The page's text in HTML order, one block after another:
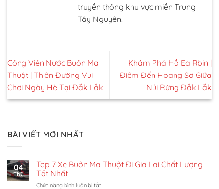
truyền thông khu vực miền Trung
Tây Nguyên.
Công Viên Nước Buôn Ma
Thuột | Thiên Đường Vui
Chơi Ngày Hè Tại Đắk Lắk
Khám Phá Hồ Ea Rbin |
Điểm Đến Hoang Sơ Giữa
Núi Rừng Đắk Lắk
BÀI VIẾT MỚI NHẤT
04
Th7
Top 7 Xe Buôn Ma Thuột Đi Gia Lai Chất Lượng
Tốt Nhất
Chức năng bình luận bị tắtở